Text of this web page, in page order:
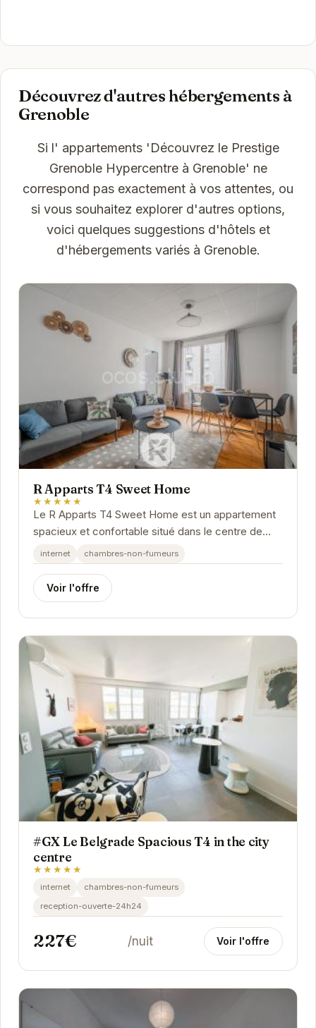
Découvrez d'autres hébergements à
Grenoble
Si l' appartements 'Découvrez le Prestige
Grenoble Hypercentre à Grenoble' ne
correspond pas exactement à vos attentes, ou
si vous souhaitez explorer d'autres options,
voici quelques suggestions d'hôtels et
d'hébergements variés à Grenoble.
R Apparts T4 Sweet Home
★★★★★
Le R Apparts T4 Sweet Home est un appartement
spacieux et confortable situé dans le centre de
Grenoble. Il est idéal pour les familles ou les...
internet chambres-non-fumeurs
Voir l'offre
#GX Le Belgrade Spacious T4 in the city
centre
★★★★★
internet
chambres-non-fumeurs
reception-ouverte-24h24
227€ /nuit Voir l'offre